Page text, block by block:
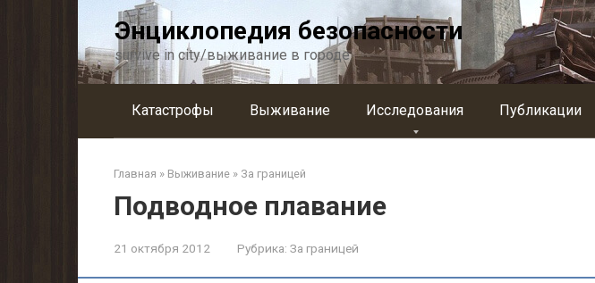
Энциклопедия безопасности
survive in city/выживание в городе
Катастрофы Выживание Исследования Публикации
Главная » Выживание » За границей
Подводное плавание
21 октября 2012 Рубрика: За границей